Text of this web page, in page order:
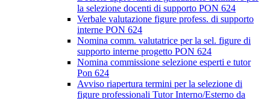
la selezione docenti di supporto PON 624
Verbale valutazione figure profess. di supporto
interne PON 624
Nomina comm. valutatrice per la sel. figure di
supporto interne progetto PON 624
Nomina commissione selezione esperti e tutor
Pon 624
Avviso riapertura termini per la selezione di
figure professionali Tutor Interno/Esterno da